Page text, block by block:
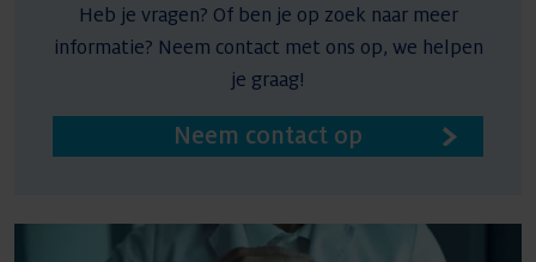
Heb je vragen? Of ben je op zoek naar meer
informatie? Neem contact met ons op, we helpen
je graag!
Neem contact op